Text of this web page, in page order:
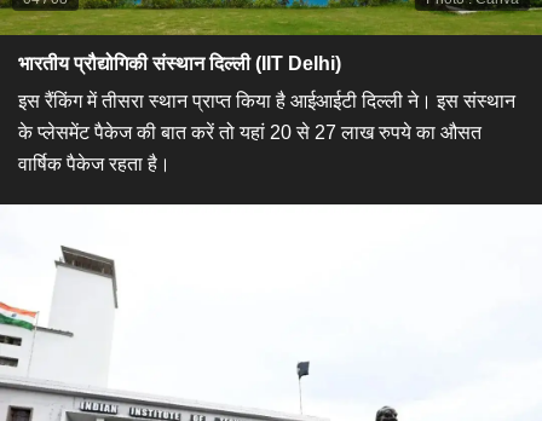
भारतीय प्रौद्योगिकी संस्थान दिल्ली (IIT Delhi)
​इस रैंकिंग में तीसरा स्थान प्राप्त किया है आईआईटी दिल्ली ने। इस संस्थान
के प्लेसमेंट पैकेज की बात करें तो यहां 20 से 27 लाख रुपये का औसत
वार्षिक पैकेज रहता है।​